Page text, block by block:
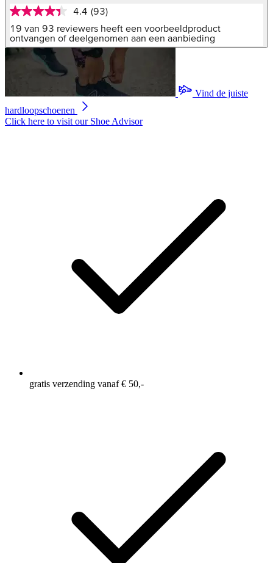
4.4
van
5
sterren,
gemiddelde
scorewaarde.
Reviews.
paginalink.
4.4 (93)
19 van 93 reviewers heeft een voorbeeldproduct
ontvangen of deelgenomen aan een aanbieding
Vind de juiste
hardloopschoenen
Click here to visit our Shoe Advisor
gratis verzending vanaf € 50,-